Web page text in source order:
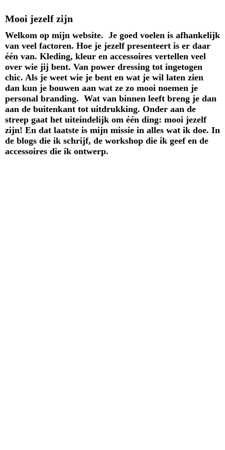
Mooi jezelf zijn
Welkom op mijn website. Je goed voelen is afhankelijk
van veel factoren. Hoe je jezelf presenteert is er daar
één van. Kleding, kleur en accessoires vertellen veel
over wie jij bent. Van power dressing tot ingetogen
chic. Als je weet wie je bent en wat je wil laten zien
dan kun je bouwen aan wat ze zo mooi noemen je
personal branding. Wat van binnen leeft breng je dan
aan de buitenkant tot uitdrukking. Onder aan de
streep gaat het uiteindelijk om één ding: mooi jezelf
zijn! En dat laatste is mijn missie in alles wat ik doe. In
de blogs die ik schrijf, de workshop die ik geef en de
accessoires die ik ontwerp.